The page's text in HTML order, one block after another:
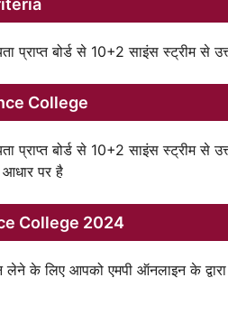
बोर्ड से 10+2 साइंस स्ट्रीम से
College
बोर्ड से 10+2 साइंस स्ट्रीम से
आधार पर है
College 2024
लेने के लिए आपको एमपी ऑनलाइन के